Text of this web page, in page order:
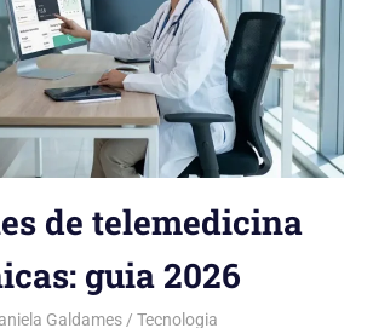
de telemedicina
guia 2026
Galdames Tecnologia